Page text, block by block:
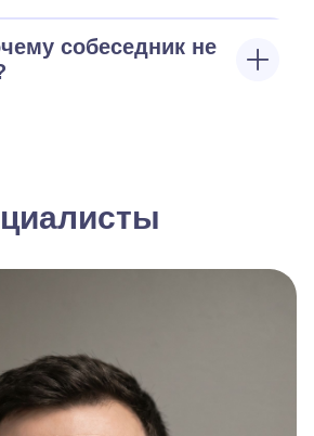
собеседник не